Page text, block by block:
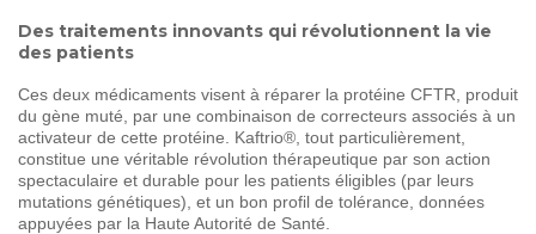
Des traitements innovants qui révolutionnent la vie
des patients
Ces deux médicaments visent à réparer la protéine CFTR, produit
du gène muté, par une combinaison de correcteurs associés à un
activateur de cette protéine. Kaftrio®, tout particulièrement,
constitue une véritable révolution thérapeutique par son action
spectaculaire et durable pour les patients éligibles (par leurs
mutations génétiques), et un bon profil de tolérance, données
appuyées par la Haute Autorité de Santé.